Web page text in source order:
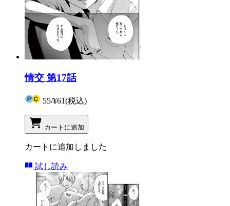
情交 第17話
55/¥61(税込)
カートに追加
カートに追加しました
試し読み